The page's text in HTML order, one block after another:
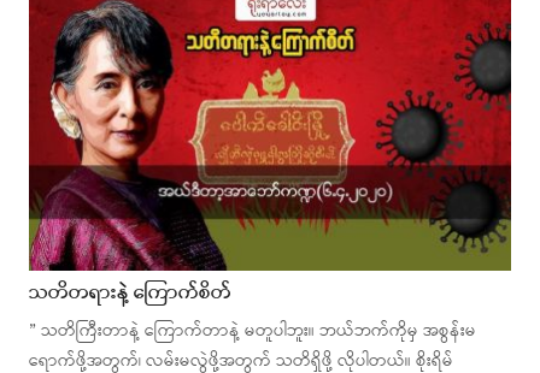
သတိတရားနဲ့ ကြောက်စိတ်
” သတိကြီးတာနဲ့ ကြောက်တာနဲ့ မတူပါဘူး။ ဘယ်ဘက်ကိုမှ အစွန်းမ
ရောက်ဖို့အတွက်၊ လမ်းမလွဲဖို့အတွက် သတိရှိဖို့ လိုပါတယ်။ စိုးရိမ်